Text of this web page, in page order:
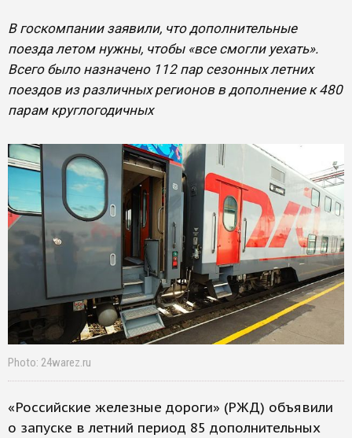
В госкомпании заявили, что дополнительные
поезда летом нужны, чтобы «все смогли уехать».
Всего было назначено 112 пар сезонных летних
поездов из различных регионов в дополнение к 480
парам круглогодичных
Photo: 24warez.ru
«Российские железные дороги» (РЖД) объявили
о запуске в летний период 85 дополнительных